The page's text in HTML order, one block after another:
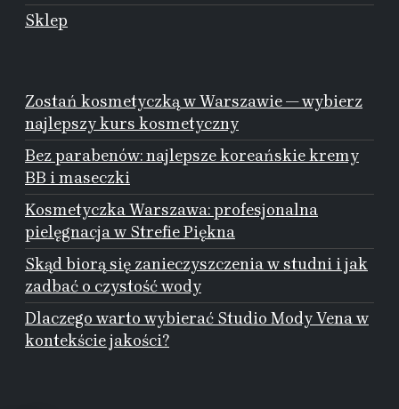
Sklep
Zostań kosmetyczką w Warszawie — wybierz
najlepszy kurs kosmetyczny
Bez parabenów: najlepsze koreańskie kremy
BB i maseczki
Kosmetyczka Warszawa: profesjonalna
pielęgnacja w Strefie Piękna
Skąd biorą się zanieczyszczenia w studni i jak
zadbać o czystość wody
Dlaczego warto wybierać Studio Mody Vena w
kontekście jakości?